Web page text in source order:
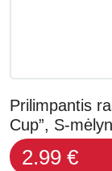
Prilimpantis
Cup”, S-
2.99 €